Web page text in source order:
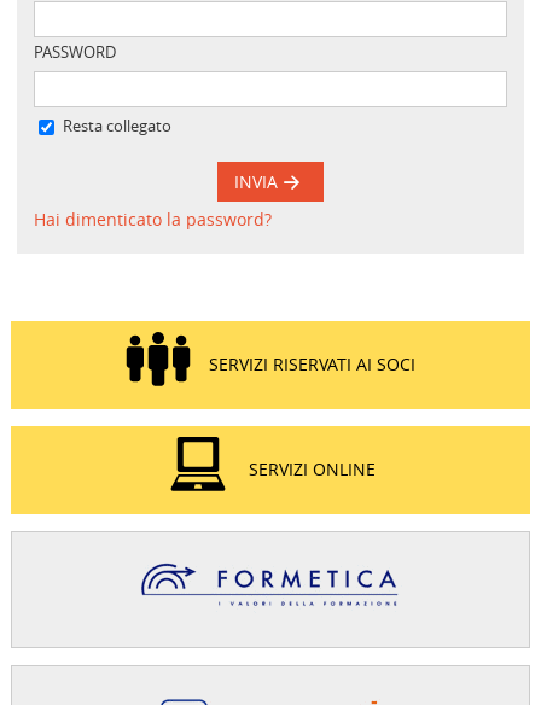
PASSWORD
Resta collegato
INVIA
Hai dimenticato la password?
SERVIZI RISERVATI AI SOCI
SERVIZI ONLINE